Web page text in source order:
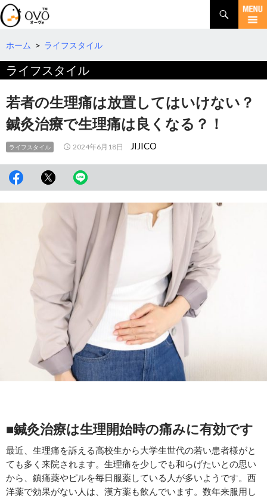
検
索
コ
テ
ツ
へ
移
動
ホーム > ライフスタイル
ライフスタイル
若者の生理痛は放置してはいけない？
鍼灸治療で生理痛は良くなる？！
ライフスタイル 2024年6月18日 JIJICO
■鍼灸治療は生理開始時の痛みに有効です
最近、生理痛を訴える高校生から大学生世代の若い患者様がと
ても多く来院されます。生理痛を少しでも和らげたいとの思い
から、鎮痛薬やピルを毎日服薬している人が多いようです。西
洋薬で効果がない人は、漢方薬も飲んでいます。数年来服用し